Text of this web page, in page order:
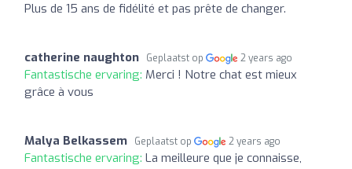
Plus de 15 ans de fidélité et pas prête de changer.
catherine naughton Geplaatst op 2 years ago
Fantastische ervaring: Merci ! Notre chat est mieux
grâce à vous
Malya Belkassem Geplaatst op 2 years ago
Fantastische ervaring: La meilleure que je connaisse,